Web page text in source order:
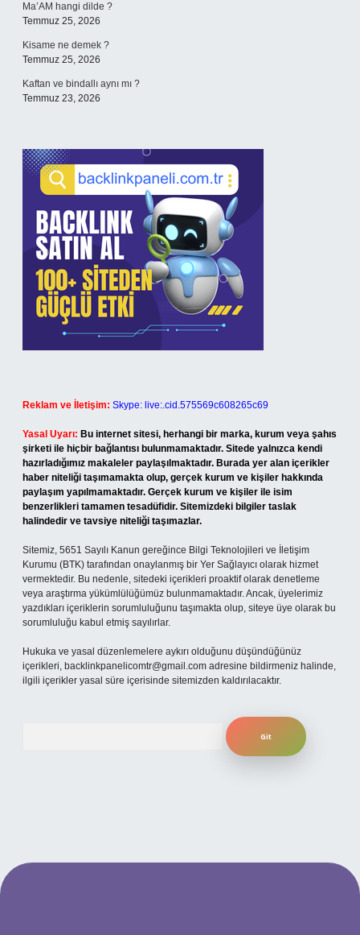
Ma’AM hangi dilde ?
Temmuz 25, 2026
Kisame ne demek ?
Temmuz 25, 2026
Kaftan ve bindallı aynı mı ?
Temmuz 23, 2026
Reklam ve İletişim: Skype: live:.cid.575569c608265c69
Yasal Uyarı: Bu internet sitesi, herhangi bir marka, kurum veya şahıs
şirketi ile hiçbir bağlantısı bulunmamaktadır. Sitede yalnızca kendi
hazırladığımız makaleler paylaşılmaktadır. Burada yer alan içerikler
haber niteliği taşımamakta olup, gerçek kurum ve kişiler hakkında
paylaşım yapılmamaktadır. Gerçek kurum ve kişiler ile isim
benzerlikleri tamamen tesadüfidir. Sitemizdeki bilgiler taslak
halindedir ve tavsiye niteliği taşımazlar.
Sitemiz, 5651 Sayılı Kanun gereğince Bilgi Teknolojileri ve İletişim
Kurumu (BTK) tarafından onaylanmış bir Yer Sağlayıcı olarak hizmet
vermektedir. Bu nedenle, sitedeki içerikleri proaktif olarak denetleme
veya araştırma yükümlülüğümüz bulunmamaktadır. Ancak, üyelerimiz
yazdıkları içeriklerin sorumluluğunu taşımakta olup, siteye üye olarak bu
sorumluluğu kabul etmiş sayılırlar.
Hukuka ve yasal düzenlemelere aykırı olduğunu düşündüğünüz
içerikleri, backlinkpanelicomtr@gmail.com adresine bildirmeniz halinde,
ilgili içerikler yasal süre içerisinde sitemizden kaldırılacaktır.